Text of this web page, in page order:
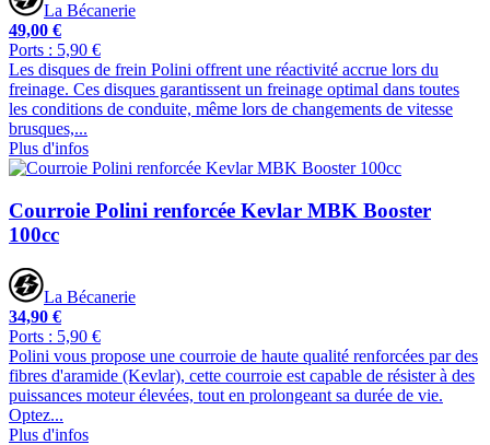
La Bécanerie
49,00 €
Ports : 5,90 €
Les disques de frein Polini offrent une réactivité accrue lors du
freinage. Ces disques garantissent un freinage optimal dans toutes
les conditions de conduite, même lors de changements de vitesse
brusques,...
Plus d'infos
Courroie Polini renforcée Kevlar MBK Booster
100cc
La Bécanerie
34,90 €
Ports : 5,90 €
Polini vous propose une courroie de haute qualité renforcées par des
fibres d'aramide (Kevlar), cette courroie est capable de résister à des
puissances moteur élevées, tout en prolongeant sa durée de vie.
Optez...
Plus d'infos